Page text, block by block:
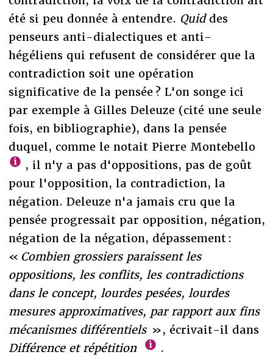
été si peu donnée à entendre. Quiddes
penseurs anti-dialectiques et anti-
hégéliens qui refusent de considérer que la
contradiction soit une opération
significative de la pensée ? L'on songe ici
par exemple à Gilles Deleuze (cité une seule
fois, en bibliographie), dans la pensée
duquel, comme le notait Pierre Montebello
, il n'y a pas d'oppositions, pas de goût
pour l'opposition, la contradiction, la
négation. Deleuze n'a jamais cru que la
pensée progressait par opposition, négation,
négation de la négation, dépassement :
« Combien grossiers paraissent les
oppositions, les conflits, les contradictions
dans le concept, lourdes pesées, lourdes
mesures approximatives, par rapport aux fins
mécanismes différentiels », écrivait-il dans
Différence et répétition
.